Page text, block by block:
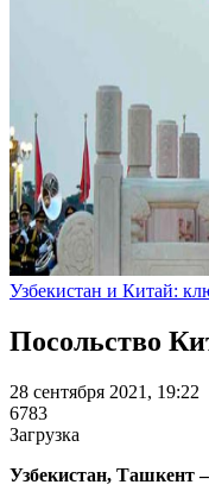
Узбекистан и Китай:
Посольство
28 сентября 2021, 19:22
6783
Загрузка
Узбекистан, Ташкент